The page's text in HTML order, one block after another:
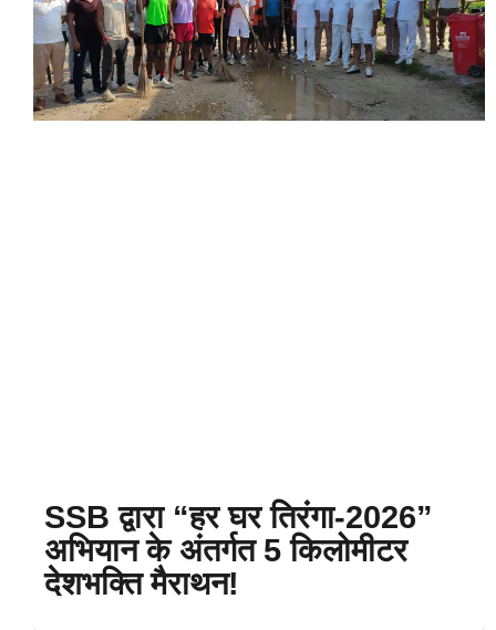
SSB द्वारा “हर घर तिरंगा-2026”
अभियान के अंतर्गत 5 किलोमीटर
देशभक्ति मैराथन!